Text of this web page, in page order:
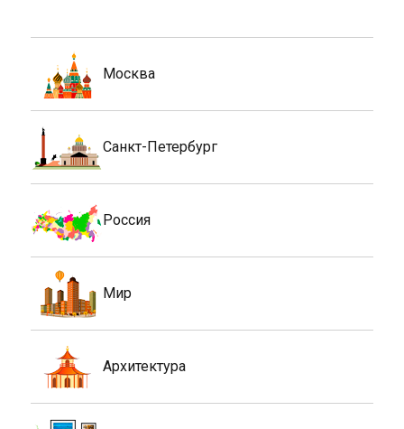
Москва
Санкт-Петербург
Россия
Мир
Архитектура